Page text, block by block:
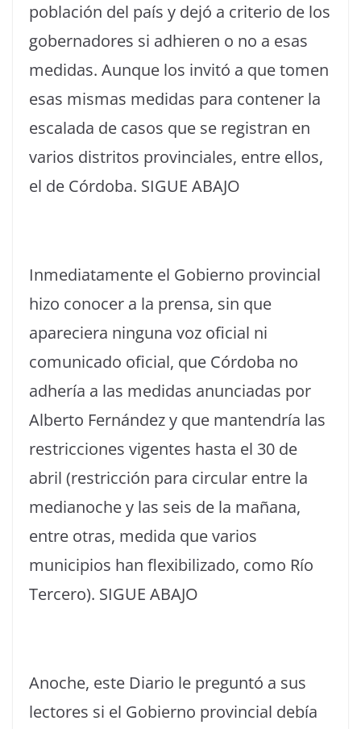
población del país y dejó a criterio de los
gobernadores si adhieren o no a esas
medidas. Aunque los invitó a que tomen
esas mismas medidas para contener la
escalada de casos que se registran en
varios distritos provinciales, entre ellos,
el de Córdoba. SIGUE ABAJO
Inmediatamente el Gobierno provincial
hizo conocer a la prensa, sin que
apareciera ninguna voz oficial ni
comunicado oficial, que Córdoba no
adhería a las medidas anunciadas por
Alberto Fernández y que mantendría las
restricciones vigentes hasta el 30 de
abril (restricción para circular entre la
medianoche y las seis de la mañana,
entre otras, medida que varios
municipios han flexibilizado, como Río
Tercero). SIGUE ABAJO
Anoche, este Diario le preguntó a sus
lectores si el Gobierno provincial debía